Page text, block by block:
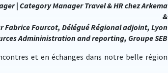
| Category Manager Travel & HR chez Arkema
&
Fabrice Fourcot, Délégué Régional adjoint, Lyon
Admininistration and reporting, Groupe SEB
et en échanges dans notre belle région